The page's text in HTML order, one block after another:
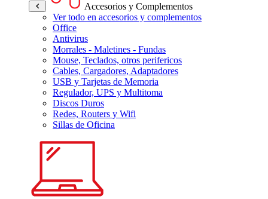
Accesorios y Complementos
Ver todo en accesorios y complementos
Office
Antivirus
Morrales - Maletines - Fundas
Mouse, Teclados, otros perifericos
Cables, Cargadores, Adaptadores
USB y Tarjetas de Memoria
Regulador, UPS y Multitoma
Discos Duros
Redes, Routers y Wifi
Sillas de Oficina